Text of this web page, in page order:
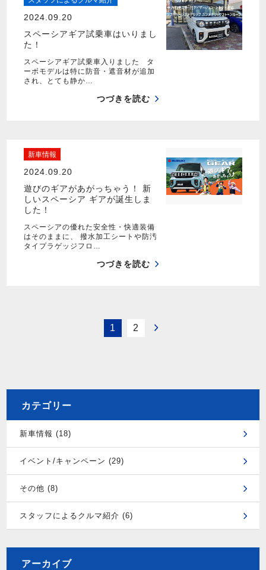
2024.09.20
スペーシアギア試乗車はいりまし
た！
スペーシアギア試乗車入りました タ
ーボモデルは特に防音・遮音材が追加
され、とても静か…
つづきを読む
新車情報
2024.09.20
遊びのギアがあがっちゃう！ 新
しいスペーシア ギアが誕生しま
した！
スペーシアの優れた安全性・快適装備
はそのままに、 撥水加工シートや防汚
タイプラゲッジフロ…
つづきを読む
1 2
カテゴリー
新車情報 (18)
イベント/キャンペーン (29)
その他 (8)
スタッフによるクルマ紹介 (6)
アーカイブ